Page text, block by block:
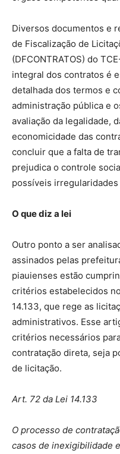
Diversos documentos e
de Fiscalização de
(DFCONTRATOS) do
integral dos contratos é
detalhada dos termos e
administração pública e
avaliação da legalidade,
economicidade das
concluir que a falta de
prejudica o controle
possíveis
O que diz a lei
Outro ponto a ser
assinados pelas
piauienses estão
critérios estabelecidos
14.133, que rege as
administrativos. Esse
critérios necessários
contratação direta, seja
de licitação.
Art. 72 da Lei 14.133
O processo de
casos de inexigibilidade